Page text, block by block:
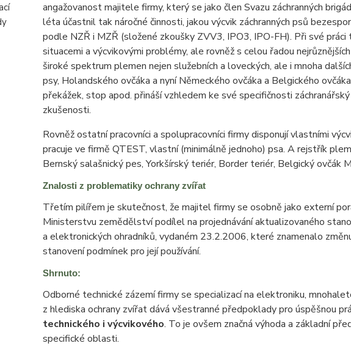
angažovanost majitele firmy, který se jako člen Svazu záchranných
léta účastnil tak náročné činnosti, jakou výcvik záchranných psů
podle NZŘ i MZŘ (složené zkoušky ZVV3, IPO3, IPO-FH). Při své
situacemi a výcvikovými problémy, ale rovněž s celou řadou
široké spektrum plemen nejen služebních a loveckých, ale i mnoha
psy, Holandského ovčáka a nyní Německého ovčáka a Belgického
překážek, stop apod. přináší vzhledem ke své specifičnosti
zkušenosti.
Rovněž ostatní pracovníci a spolupracovníci firmy disponují vlastními
pracuje ve firmě QTEST, vlastní (minimálně jednoho) psa. A rejstřík
Bernský salašnický pes, Yorkšírský teriér, Border teriér, Belgický ovčák
Znalosti z problematiky ochrany zvířat
Třetím pilířem je skutečnost, že majitel firmy se osobně jako externí
Ministerstvu zemědělství podílel na projednávání aktualizovaného
a elektronických ohradníků, vydaném 23.2.2006, které znamenalo
stanovení podmínek pro její používání.
Shrnuto:
Odborné technické zázemí firmy se specializací na elektroniku,
z hlediska ochrany zvířat dává všestranné předpoklady pro úspěšnou
technického i výcvikového. To je ovšem značná výhoda a základní
specifické oblasti.